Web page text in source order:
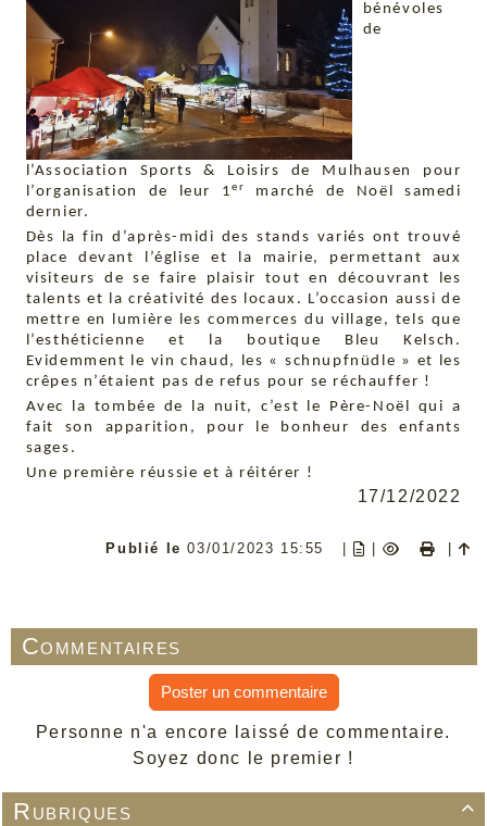

Rubriques
bénévoles
de
l’Association Sports & Loisirs de Mulhausen pour
l’organisation de leur 1er
marché de Noël samedi
dernier.
Dès la fin d’après-midi des stands variés ont trouvé
place devant l’église et la mairie, permettant aux
visiteurs de se faire plaisir tout en découvrant les
talents et la créativité des locaux. L’occasion aussi de
mettre en lumière les commerces du village, tels que
l’esthéticienne et la boutique Bleu Kelsch.
Evidemment le vin chaud, les « schnupfnüdle » et les
crêpes n’étaient pas de refus pour se réchauffer !
Avec la tombée de la nuit, c’est le Père-Noël qui a
fait son apparition, pour le bonheur des enfants
sages.
Une première réussie et à réitérer !
17/12/2022
Publié le03/01/2023 15:55 |
Commentaires
Poster un commentaire
Personne n'a encore laissé de commentaire.
Soyez donc le premier !